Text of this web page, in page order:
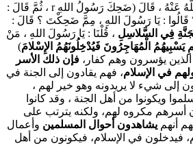
وعن أَبي الطُّفَيْلِ رَضِيَ اللَّهُ عَنْهُ ، قَالَ (ضَحِكَ رَسُولُ اللهِ r ، ثُمَّ قَالَ :
: يَا رَسُولَ اللهِ ، مِمَّ ضَحِكْتَ ؟ قَالَ :
فِي السَّلاسِلِ، قُلْنَا : يَا رَسُولَ اللهِ ، مَنْ
الْمُهَاجِرُونَ فَيُدْخِلُونَهُمُ الإِسْلامَ)
يؤسرون وهم كفار، فإن ذلك الأسر
في الإسلام، فهم يقادون إلى الجنة في
شيء لا يريدونه وهو خير لهم ،
ويكونوا من أهل الجنة ، وقد كانوا
مكروه لهم، ولكنه يترتب على
أنهميشاهدون أحوال المسلمينوأعمال
فيدخلون في الإسلام، فيكونون من أهل